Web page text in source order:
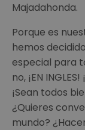
Majadahonda.
Porque es
hemos
especial para
no, ¡EN
¡Sean todos
¿Quieres
mundo?